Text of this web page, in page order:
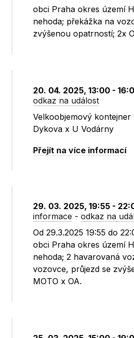
obci Praha okres území
nehoda; překážka na
zvýšenou opatrností; 2x
20. 04. 2025, 13:00 -
odkaz na událost
Velkoobjemový
Dykova x U Vodárny
Přejít na více informací
29. 03. 2025, 19:55 -
informace -odkaz na
Od 29.3.2025 19:55 do
obci Praha okres území
nehoda; 2 havarovaná
vozovce, průjezd se
MOTO x OA.